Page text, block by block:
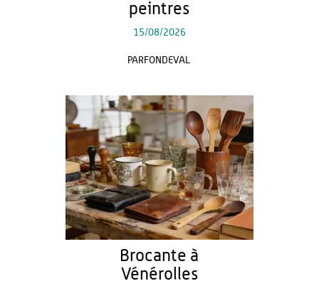
peintres
15/08/2026
PARFONDEVAL
Brocante à
Vénérolles